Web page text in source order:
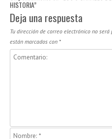
HISTORIA”
Deja una respuesta
Tu dirección de correo electrónico no será
están marcados con *